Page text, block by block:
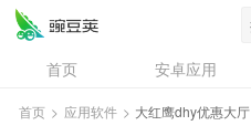
首页 安卓应用
资讯
专题
首页 > 应用软件 > 大红鹰dhy优惠大厅